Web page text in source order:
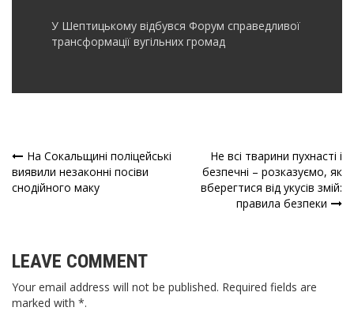
У Шептицькому відбувся Форум справедливої
трансформації вугільних громад
Навігація
записів
На Сокальщині поліцейські
виявили незаконні посіви
снодійного маку
Не всі тварини пухнасті і
безпечні – розказуємо, як
вберегтися від укусів змій:
правила безпеки
LEAVE COMMENT
Your email address will not be published. Required fields are
marked with *.